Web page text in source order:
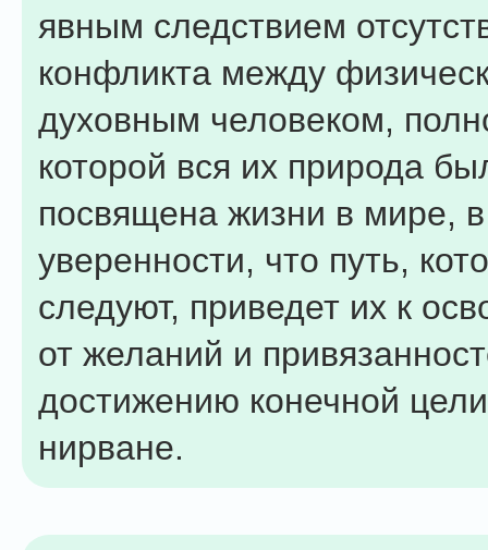
явным следствием
конфликта между
духовным человеком,
которой вся их природа
посвящена жизни в мире,
уверенности, что путь,
следуют, приведет их к
от желаний и
достижению конечной
нирване.